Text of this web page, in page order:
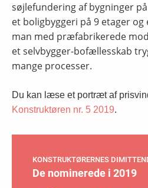
søjlefundering af bygninger
et boligbyggeri på 9 etager
man med præfabrikerede
et selvbygger-bofællesskab
mange processer.
Du kan læse et portræt af
Konstruktøren nr. 5 2019.
KONSTRUKTØRERNES
De nominerede i 2019